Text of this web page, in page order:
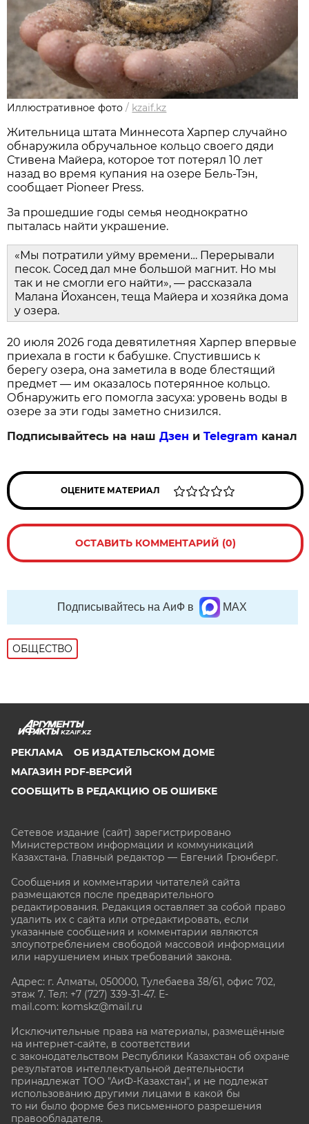
Иллюстративное фото / kzaif.kz
Жительница штата Миннесота Харпер случайно
обнаружила обручальное кольцо своего дяди
Стивена Майера, которое тот потерял 10 лет
назад во время купания на озере Бель-Тэн,
сообщает Pioneer Press.
За прошедшие годы семья неоднократно
пыталась найти украшение.
«Мы потратили уйму времени… Перерывали
песок. Сосед дал мне большой магнит. Но мы
так и не смогли его найти», — рассказала
Малана Йохансен, теща Майера и хозяйка дома
у озера.
20 июля 2026 года девятилетняя Харпер впервые
приехала в гости к бабушке. Спустившись к
берегу озера, она заметила в воде блестящий
предмет — им оказалось потерянное кольцо.
Обнаружить его помогла засуха: уровень воды в
озере за эти годы заметно снизился.
Подписывайтесь на нашДзен иTelegram канал
ОЦЕНИТЕ МАТЕРИАЛ
ОСТАВИТЬ КОММЕНТАРИЙ (0)
Подписывайтесь на АиФ в MAX
ОБЩЕСТВО
KZAIF.KZ
РЕКЛАМА
ОБ ИЗДАТЕЛЬСКОМ ДОМЕ
МАГАЗИН PDF-ВЕРСИЙ
СООБЩИТЬ В РЕДАКЦИЮ ОБ ОШИБКЕ
Сетевое издание (сайт) зарегистрировано
Министерством информации и коммуникаций
Казахстана. Главный редактор — Евгений Грюнберг.
Сообщения и комментарии читателей сайта
размещаются после предварительного
редактирования. Редакция оставляет за собой право
удалить их с сайта или отредактировать, если
указанные сообщения и комментарии являются
злоупотреблением свободой массовой информации
или нарушением иных требований закона.
Адрес: г. Алматы, 050000, Тулебаева 38/61, офис 702,
этаж 7. Тел: +7 (727) 339-31-47. E-
mail.com: komskz@mail.ru
Исключительные права на материалы, размещённые
на интернет-сайте, в соответствии
с законодательством Республики Казахстан об охране
результатов интеллектуальной деятельности
принадлежат ТОО "АиФ-Казахстан", и не подлежат
использованию другими лицами в какой бы
то ни было форме без письменного разрешения
правообладателя.